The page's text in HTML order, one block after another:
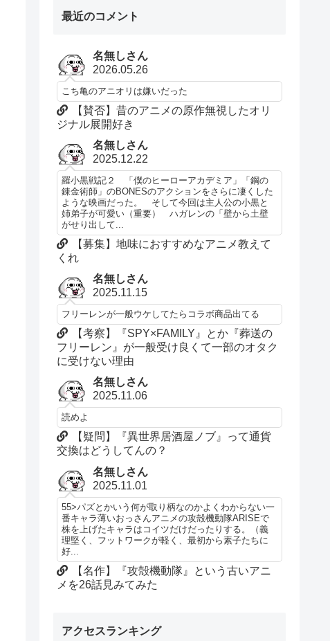
最近のコメント
名無しさん
2026.05.26
こち亀のアニオリは嫌いだった
【賛否】昔のアニメの原作無視したオリ
ジナル展開好き
名無しさん
2025.12.22
羅小黒戦記２ 「僕のヒーローアカデミア」「鋼の
錬金術師」のBONESのアクションをさらに凄くした
ような映画だった。 そして今回は主人公の小黒と
姉弟子が可愛い（重要） ハガレンの「壁から土壁
がせり出して...
【募集】地味におすすめなアニメ教えて
くれ
名無しさん
2025.11.15
フリーレンが一般ウケしてたらコラボ商品出てる
【考察】『SPY×FAMILY』とか『葬送の
フリーレン』が一般受け良くて一部のオタク
に受けない理由
名無しさん
2025.11.06
読めよ
【疑問】『異世界居酒屋ノブ』って通貨
交換はどうしてんの？
名無しさん
2025.11.01
55>パズとかいう何が取り柄なのかよくわからない一
番キャラ薄いおっさんアニメの攻殻機動隊ARISEで
株を上げたキャラはコイツだけだったりする。（義
理堅く、フットワークが軽く、最初から素子たちに
好...
【名作】『攻殻機動隊』という古いアニ
メを26話見みてみた
アクセスランキング